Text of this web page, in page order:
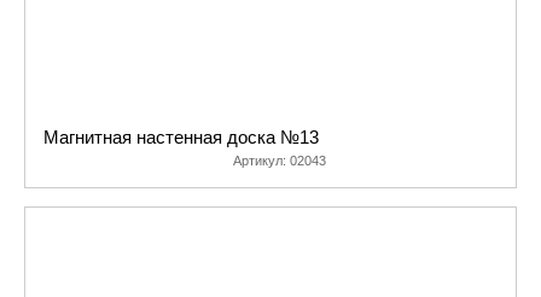
Магнитная настенная доска №13
Артикул: 02043